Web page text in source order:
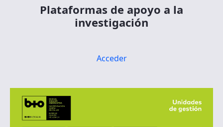
Plataformas de apoyo a la
investigación
Acceder